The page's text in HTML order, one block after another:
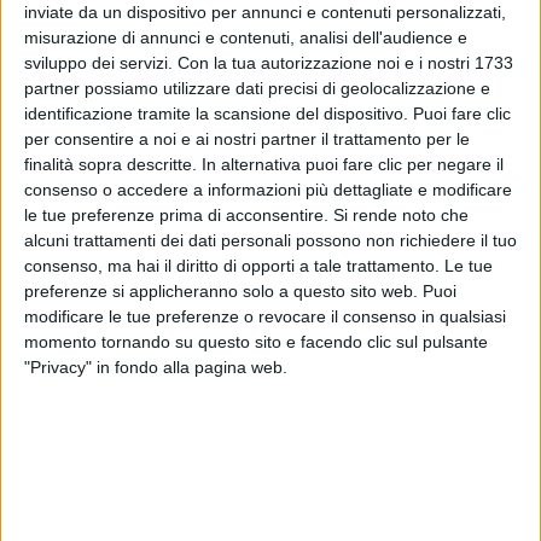
inviate da un dispositivo per annunci e contenuti personalizzati,
misurazione di annunci e contenuti, analisi dell'audience e
sviluppo dei servizi. Con la tua autorizzazione noi e i nostri 1733
partner possiamo utilizzare dati precisi di geolocalizzazione e
identificazione tramite la scansione del dispositivo. Puoi fare clic
per consentire a noi e ai nostri partner il trattamento per le
finalità sopra descritte. In alternativa puoi fare clic per negare il
consenso o accedere a informazioni più dettagliate e modificare
le tue preferenze prima di acconsentire. Si rende noto che
alcuni trattamenti dei dati personali possono non richiedere il tuo
consenso, ma hai il diritto di opporti a tale trattamento. Le tue
preferenze si applicheranno solo a questo sito web. Puoi
modificare le tue preferenze o revocare il consenso in qualsiasi
momento tornando su questo sito e facendo clic sul pulsante
"Privacy" in fondo alla pagina web.
One, “
‘O bene e ‘o male ” feat. Dipinto, “
Sold e mal ‘e
cap
New life (Freestyle 2022) ”.